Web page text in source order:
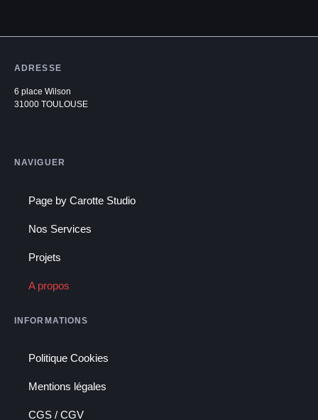
ADRESSE
6 place Wilson
31000 TOULOUSE
NAVIGUER
Page by Carotte Studio
Nos Services
Projets
A propos
INFORMATIONS
Politique Cookies
Mentions légales
CGS / CGV